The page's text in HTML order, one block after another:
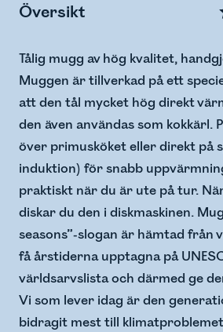
Översikt
Tålig mugg av hög kvalitet,
Muggen är tillverkad på ett
att den tål mycket hög direkt
den även användas som kokkärl.
över primusköket eller direkt på
induktion) för snabb
praktiskt när du är ute på tur.
diskar du den i diskmaskinen.
seasons”-slogan är hämtad från
få årstiderna upptagna på
världsarvslista och därmed ge
Vi som lever idag är den
bidragit mest till